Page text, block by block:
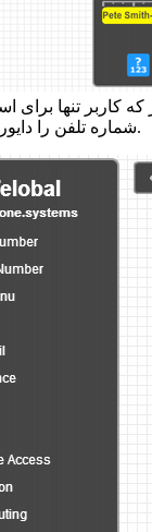
که کاربر تنها
شماره تلفن را دایورت کرده است.